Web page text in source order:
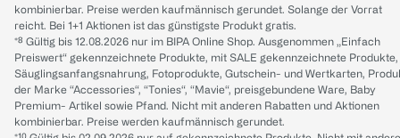
kombinierbar. Preise werden kaufmännisch gerundet. Solange der Vorrat
reicht. Bei 1+1 Aktionen ist das günstigste Produkt gratis.
*⁸ Gültig bis 12.08.2026 nur im BIPA Online Shop. Ausgenommen „Einfach
Preiswert“ gekennzeichnete Produkte, mit SALE gekennzeichnete Produkte,
Säuglingsanfangsnahrung, Fotoprodukte, Gutschein- und Wertkarten,
der Marke “Accessories“, “Tonies“, “Mavie“, preisgebundene Ware, Baby
Premium- Artikel sowie Pfand. Nicht mit anderen Rabatten und Aktionen
kombinierbar. Preise werden kaufmännisch gerundet.